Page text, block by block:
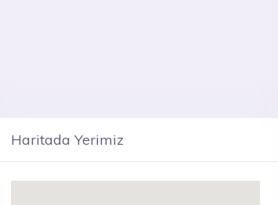
Haritada Yerimiz